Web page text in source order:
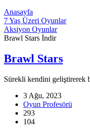
Anasayfa
7 Yaş Üzeri Oyunlar
Aksiyon Oyunlar
Brawl Stars İndir
Brawl Stars
Sürekli kendini geliştirerek
3 Ağu, 2023
Oyun Profesörü
293
104